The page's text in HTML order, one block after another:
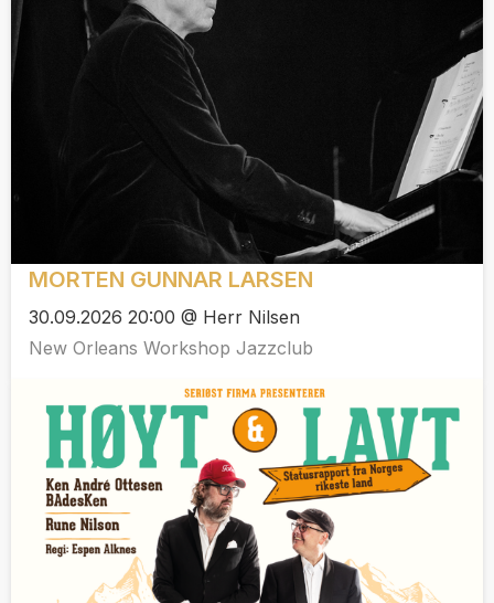
MORTEN GUNNAR LARSEN
30.09.2026 20:00 @ Herr Nilsen
New Orleans Workshop Jazzclub